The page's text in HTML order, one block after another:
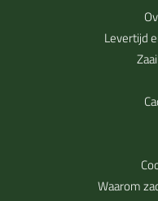
Levertijd
Waarom